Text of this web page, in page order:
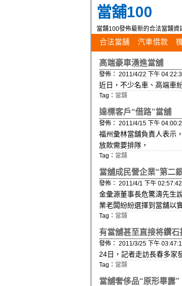
當舖100
當舖100發佈最新的合法當舖資
合法當舖 汽車借款
高端豪車湧進當舖
發佈： 2011/4/22 下午
近日，不少名車、高端車
Tag： 當舖
達標客戶“借路”當舖
發佈： 2011/4/15 下午
福州彙林當舖負責人表示
放款需要排隊，
Tag： 當舖
當舖成民營企業“第二
發佈： 2011/4/1 下午
金彙源董事長危驚濤先生
業老闆紛紛選擇到當舖以
Tag： 當舖
有當舖甚至直接将鑽石
發佈： 2011/3/25 下午
24日，記者走訪長春多家
Tag： 當舖
當舖奢侈品“原形畢露”